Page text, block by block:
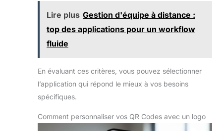
Lire plus Gestion d'équipe à distance :
top des applications pour un workflow
fluide
En évaluant ces critères, vous pouvez sélectionner
l’application qui répond le mieux à vos besoins
spécifiques.
Comment personnaliser vos QR Codes avec un logo